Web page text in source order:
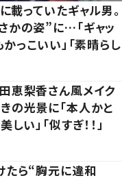
載っていたギャル男。
かの姿”に…「ギャッ
かっこいい」「素晴らし
恵梨香さん風メイク
光景に「本人かと
い」「似すぎ！！」
たら“胸元に違和